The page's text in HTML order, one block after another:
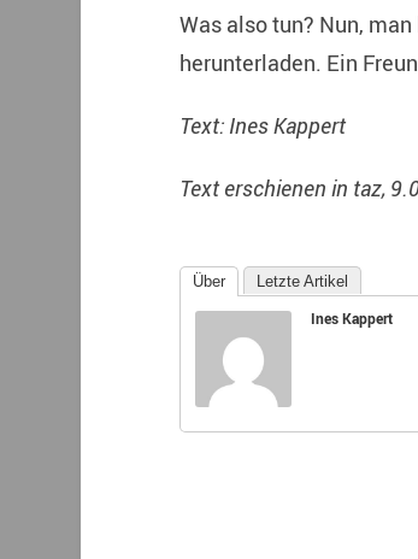
Was also tun? Nun,
herunterladen. Ein
Text: Ines Kappert
Text erschienen in taz,
Über Letzte Artikel
Ines Kappert